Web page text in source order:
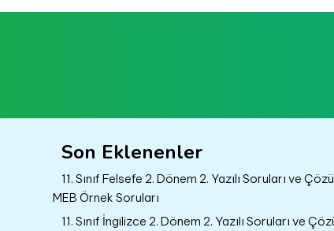
Son Eklenenler
11. Sınıf Felsefe 2. Dönem 2. Yazılı Soruları ve
MEB Örnek Soruları
11. Sınıf İngilizce 2. Dönem 2. Yazılı Soruları ve